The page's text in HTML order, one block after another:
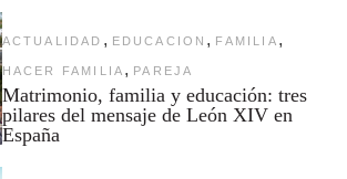
ACTUALIDAD , EDUCACION , FAMILIA ,
HACER FAMILIA , PAREJA
Matrimonio, familia y educación: tres
pilares del mensaje de León XIV en
España